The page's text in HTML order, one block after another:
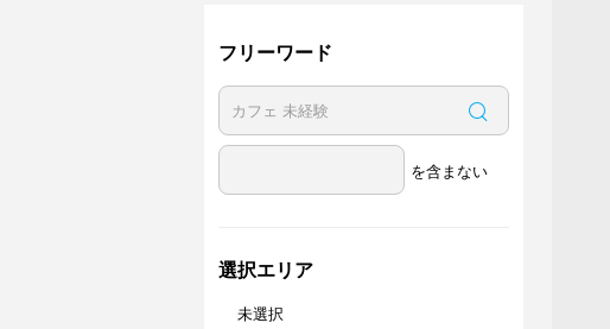
フリーワード
を含まない
選択エリア
未選択